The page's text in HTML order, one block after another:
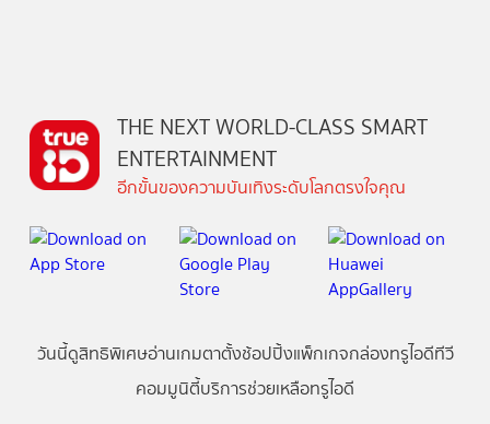
THE NEXT WORLD-CLASS SMART
ENTERTAINMENT
อีกขั้นของความบันเทิงระดับโลกตรงใจคุณ
วันนี้ดูสิทธิพิเศษอ่านเกมตาตั้งช้อปปิ้งแพ็กเกจกล่องทรูไอดีทีวี
คอมมูนิตี้บริการช่วยเหลือทรูไอดี